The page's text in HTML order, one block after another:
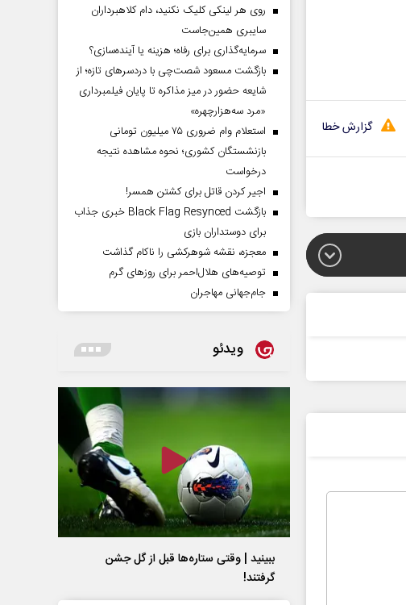
گزارش خطا
روی هر لینکی کلیک نکنید، دام کلاهبرداران
سایبری همین‌جاست
سرمایه‌گذاری برای رفاه؛ هزینه یا آینده‌سازی؟
بازگشت مسعود شصت‌چی با دردسر‌های تازه؛ از
شایعه حضور در میز مذاکره تا پایان فیلمبرداری
«مرد سه‌هزارچهره»
استعلام وام ضروری ۷۵ میلیون تومانی
بازنشستگان کشوری؛ نحوه مشاهده نتیجه
درخواست
اجیر کردن قاتل برای کشتن همسر!
بازگشت Black Flag Resynced خبری جذاب
برای دوستداران بازی
معجزه، نقشه شوهرکشی را ناکام گذاشت
توصیه‌های هلال‌احمر برای روز‌های گرم
جام‌جهانی مهاجران
ویدئو
ببینید | وقتی ستاره‌ها قبل از گل جشن
گرفتند!